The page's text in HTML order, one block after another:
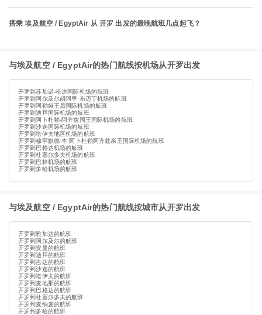
搭乘 埃及航空 / EgyptAir 从 开罗 出发的最晚航班几点起飞？
与埃及航空 / EgyptAir的热门航线按机场从开罗出发
开罗到苏加诺-哈达国际机场的航班
开罗到阿尔及尔胡阿里·布迈丁机场的航班
开罗到阿勒娅王后国际机场的航班
开罗到迪拜国际机场的航班
开罗到阿卜杜勒-阿齐兹国王国际机场的航班
开罗到沙迦国际机场的航班
开罗到塔伊夫地区机场的航班
开罗到穆罕默德·本·阿卜杜勒阿齐兹亲王国际机场的航班
开罗到巴格达机场的航班
开罗到杜塞尔多夫机场的航班
开罗到巴林机场的航班
开罗到多哈机场的航班
与埃及航空 / EgyptAir的热门航线按城市从开罗出发
开罗到雅加达的航班
开罗到阿尔及尔的航班
开罗到安曼的航班
开罗到迪拜的航班
开罗到吉达的航班
开罗到沙迦的航班
开罗到塔伊夫的航班
开罗到麦地那的航班
开罗到巴格达的航班
开罗到杜塞尔多夫的航班
开罗到麦纳麦的航班
开罗到多哈的航班